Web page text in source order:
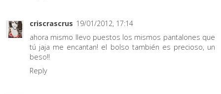
criscrascrus 19/01/2012, 17:14
ahora mismo llevo puestos los mismos pantalones que
tú jaja me encantan! el bolso también es precioso, un
beso!!
Reply